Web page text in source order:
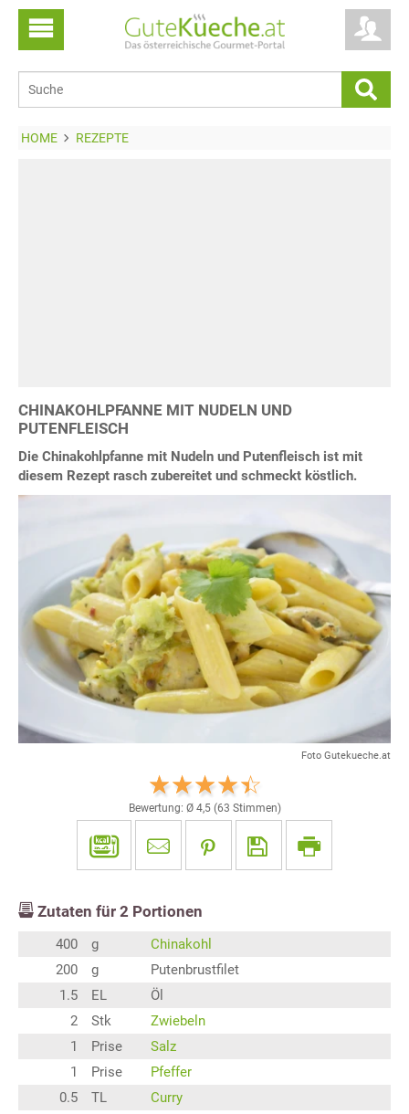
HOME REZEPTE
CHINAKOHLPFANNE MIT NUDELN UND
PUTENFLEISCH
Die Chinakohlpfanne mit Nudeln und Putenfleisch ist mit
diesem Rezept rasch zubereitet und schmeckt köstlich.
Foto Gutekueche.at
Bewertung: Ø 4,5(63 Stimmen)
Zutaten für 2 Portionen
400 g
Chinakohl
200
g
Putenbrustfilet
1.5
EL
Öl
2
Stk
Zwiebeln
1
Prise
Salz
1
Prise
Pfeffer
0.5
TL
Curry